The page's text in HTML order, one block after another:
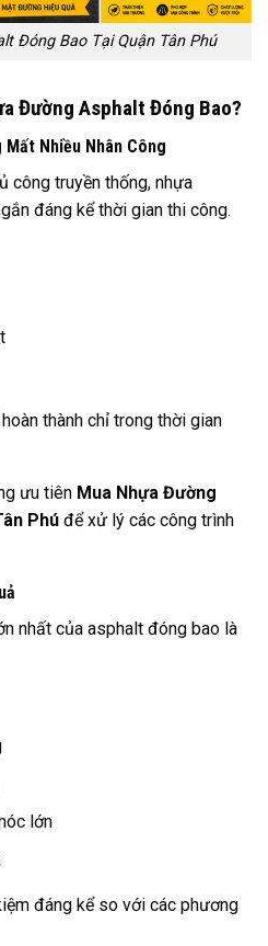
Đóng Bao Tại Quận Tân Phú
Đường Asphalt Đóng Bao?
Nhiều Nhân Công
công truyền thống, nhựa
đáng kể thời gian thi công.
thành chỉ trong thời gian
ưu tiên Mua Nhựa Đường
Phú để xử lý các công trình
nhất của asphalt đóng bao là
lớn
đáng kể so với các phương